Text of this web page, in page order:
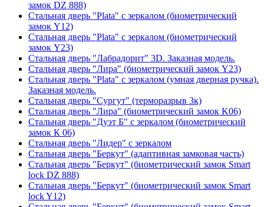
замок DZ 888)
Стальная дверь "Plata" с зеркалом (биометрический
замок Y12)
Стальная дверь "Plata" с зеркалом (биометрический
замок Y23)
Стальная дверь "Лабрадорит" 3D. Заказная модель.
Стальная дверь "Лира" (биометрический замок Y23)
Стальная дверь "Plata" с зеркалом (умная дверная ручка).
Заказная модель.
Стальная дверь "Сургут" (терморазрыв 3к)
Стальная дверь "Лира" (биометрический замок K06)
Стальная дверь "Дуэт Б" с зеркалом (биометрический
замок К 06)
Стальная дверь "Лидер" с зеркалом
Стальная дверь "Беркут" (адаптивная замковая часть)
Стальная дверь "Беркут" (биометрический замок Smart
lock DZ 888)
Стальная дверь "Беркут" (биометрический замок Smart
lock Y12)